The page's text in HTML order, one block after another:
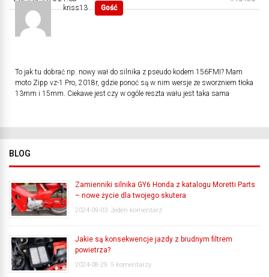
kriss13
Gość
To jak tu dobrać np. nowy wał do silnika z pseudo kodem 156FMI? Mam
moto Zipp vz-1 Pro, 2018r, gdzie ponoć są w nim wersje ze sworzniem tłoka
13mm i 15mm. Ciekawe jest czy w ogóle reszta wału jest taka sama
BLOG
Zamienniki silnika GY6 Honda z katalogu Moretti Parts
– nowe życie dla twojego skutera
2024-09-03 Jeden komentarz
Jakie są konsekwencje jazdy z brudnym filtrem
powietrza?
2024-08-29 5 komentarzy